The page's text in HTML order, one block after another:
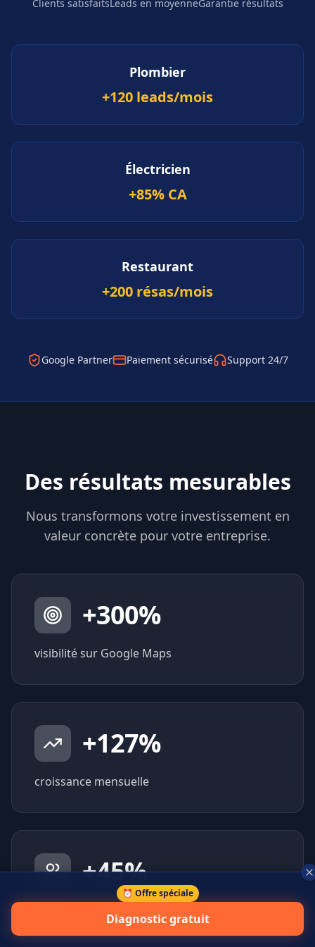
Clients satisfaitsLeads en moyenneGarantie résultats
Plombier
+120 leads/mois
Électricien
+85% CA
Restaurant
+200 résas/mois
Google Partner Paiement sécurisé Support 24/7
Des résultats mesurables
Nous transformons votre investissement en
valeur concrète pour votre entreprise.
+300%
visibilité sur Google Maps
+127%
croissance mensuelle
+45%
⏰ Offre spéciale
Diagnostic gratuit